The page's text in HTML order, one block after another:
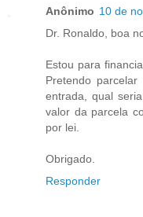
Anônimo 10 de
Dr. Ronaldo, boa
Estou para
Pretendo
entrada, qual
valor da parcela
por lei.
Obrigado.
Responder